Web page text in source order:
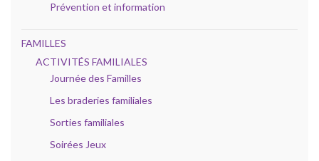
Prévention et information
FAMILLES
ACTIVITÉS FAMILIALES
Journée des Familles
Les braderies familiales
Sorties familiales
Soirées Jeux